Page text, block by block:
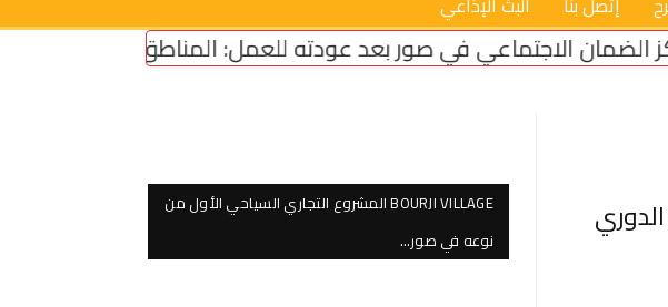
في صور بعد عودته للعمل: المناطق التجريبية مزحة وعودة
BOURJI VILLAGE المشروع التجاري السياحي الأول من
نوعه في صور…